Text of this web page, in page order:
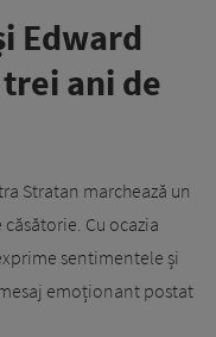
Edward
ani de
Stratan marchează un
Cu ocazia
sentimentele și
emoționant postat